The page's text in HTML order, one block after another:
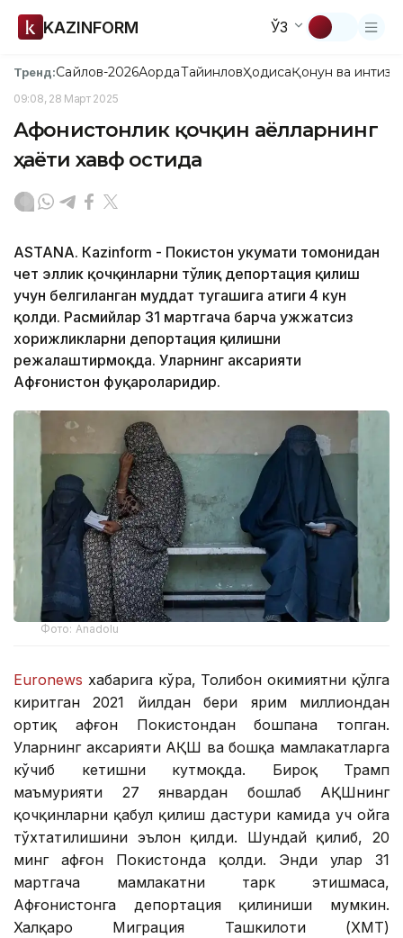
KAZINFORM ЎЗ
Тренд:Сайлов-2026АқордаТайинловҲодисаҚонун ва
09:08, 28 Март 2025
Афғонистонлик қочқин аёлларнинг
ҳаёти хавф остида
ASTANА. Кazinform - Покистон ҳукумати томонидан
чет эллик қочқинларни тўлиқ депортация қилиш
учун белгиланган муддат тугашига атиги 4 кун
қолди. Расмийлар 31 мартгача барча ҳужжатсиз
хорижликларни депортация қилишни
режалаштирмоқда. Уларнинг аксарияти
Афғонистон фуқароларидир.
Фото: Anadolu
Euronews хабарига кўра, Толибон ҳокимиятни қўлга
киритган 2021 йилдан бери ярим миллиондан
ортиқ афғон Покистондан бошпана топган.
Уларнинг аксарияти АҚШ ва бошқа мамлакатларга
кўчиб кетишни кутмоқда. Бироқ Трамп
маъмурияти 27 январдан бошлаб АҚШнинг
қочқинларни қабул қилиш дастури камида уч ойга
тўхтатилишини эълон қилди. Шундай қилиб, 20
минг афғон Покистонда қолди. Энди улар 31
мартгача мамлакатни тарк этишмаса,
Афғонистонга депортация қилиниши мумкин.
Халқаро Миграция Ташкилоти (ХМТ)